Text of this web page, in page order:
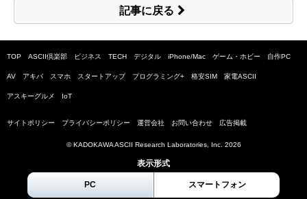
記事に戻る
TOP ASCII倶楽部 ビジネス TECH デジタル iPhone/Mac ゲーム・ホビー 自作PC
AV アキバ スマホ スタートアップ プログラミング+ 格安SIM 家電ASCII
アスキーグルメ IoT
サイトポリシー プライバシーポリシー 運営会社 お問い合わせ 広告掲載
© KADOKAWA ASCII Research Laboratories, Inc. 2026
表示形式
PC スマートフォン